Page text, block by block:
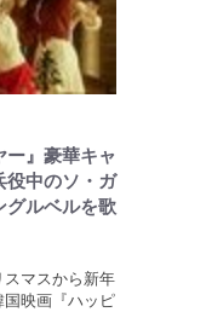
』豪華キャ
役中のソ・ガ
グルベルを歌
スマスから新年
国映画『ハッピ